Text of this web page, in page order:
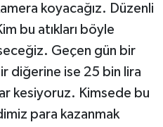
koyacağız. Düzenli
bu atıkları böyle
Geçen gün bir
diğerine ise 25 bin lira
kesiyoruz. Kimsede bu
para kazanmak